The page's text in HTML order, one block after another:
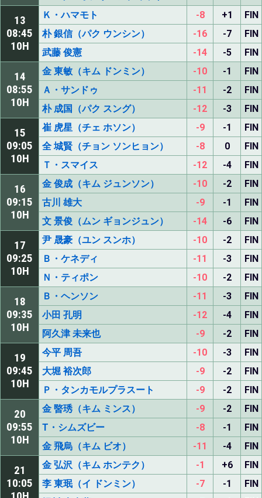
13
08:45
10H
Ｋ・ハマモト -8 +1
FIN
朴 銀信（パク ウンシン）
-16 -7
FIN
武藤 俊憲
-14 -5 FIN
14
08:55
10H
金 東敏（キム ドンミン） -10 -1
FIN
Ａ・サンドゥ
-11 -2
FIN
朴 成国（パク スング）
-12 -3 FIN
15
09:05
10H
崔 虎星（チェ ホソン） -9 -1
FIN
全 城賢（チョン ソンヒョン）
-8 0
FIN
Ｔ・スマイス
-12 -4 FIN
16
09:15
10H
金 俊成（キム ジュンソン） -10 -2
FIN
古川 雄大
-9 -1
FIN
文 景俊（ムン ギョンジュン）
-14 -6 FIN
17
09:25
10H
尹 晟豪（ユン スンホ） -10 -2
FIN
Ｂ・ケネディ
-11 -3
FIN
Ｎ・ティポン
-10 -2 FIN
18
09:35
10H
Ｂ・ヘンソン -11 -3
FIN
小田 孔明
-12 -4
FIN
阿久津 未来也
-9 -2 FIN
19
09:45
10H
今平 周吾 -10 -3
FIN
大堀 裕次郎
-9 -2
FIN
Ｐ・タンカモルプラスート
-9 -2 FIN
20
09:55
10H
金 暋琇（キム ミンス） -9 -2
FIN
T・シムズビー
-8 -1
FIN
金 飛烏（キム ビオ）
-11 -4 FIN
21
10:05
金 弘沢（キム ホンテク） -1 +6
FIN
李 東珉（イ ドンミン）
-7 -1
FIN